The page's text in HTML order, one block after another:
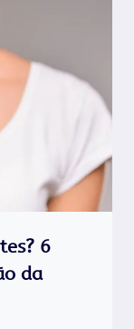
6
da